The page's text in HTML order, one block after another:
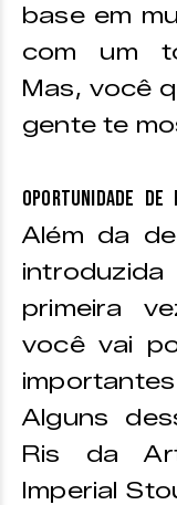
base em
com um
Mas, você
gente te
Oportunidade
Além da
primeira
você vai
Alguns
Ris da
Imperial